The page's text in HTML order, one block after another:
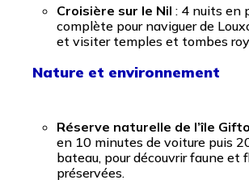
Croisière sur le Nil : 4 nuits en
complète pour naviguer de
et visiter temples et tombes
Nature et environnement
Réserve naturelle de l’île
en 10 minutes de voiture puis
bateau, pour découvrir faune et
préservées.